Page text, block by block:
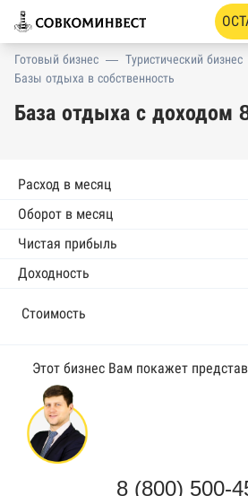
Готовый бизнес — Туристический бизнес
Базы отдыха в собственность
База отдыха с доходом
Расход в месяц
Оборот в месяц
Чистая прибыль
Доходность
Стоимость
Этот бизнес Вам покажет
8 (800) 500-